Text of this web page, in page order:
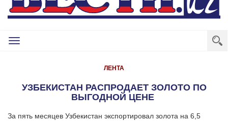
Toggle
ЛЕНТА
УЗБЕКИСТАН РАСПРОДАЕТ ЗОЛОТО ПО
ВЫГОДНОЙ ЦЕНЕ
За пять месяцев Узбекистан экспортировал золота на 6,5